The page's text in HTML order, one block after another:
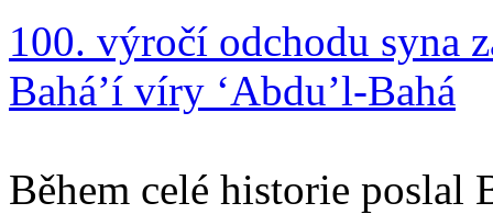
100. výročí odchodu syna
Bahá’í víry ‘Abdu’l-Bahá
Během celé historie poslal